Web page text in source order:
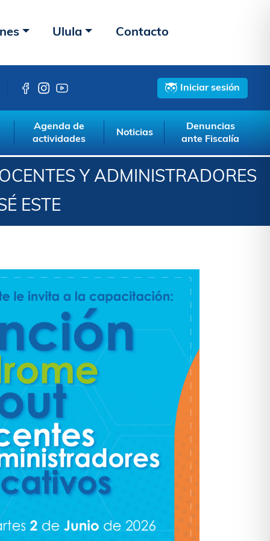
Ulula Contacto
Iniciar sesión
Agenda de
actividades
Noticias
Denuncias
ante Fiscalía
Y ADMINISTRADORES
ESTE